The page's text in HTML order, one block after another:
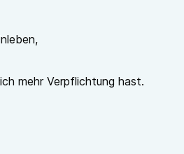
mehr Verpflichtung hast.